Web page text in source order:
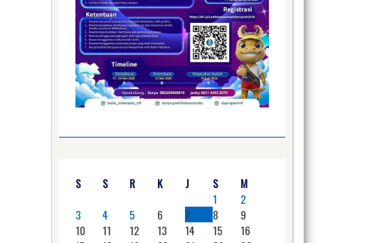
S S R K J S
M
1
2
3
4 5 6 7 8
9
10
11 12 13 14 15
16